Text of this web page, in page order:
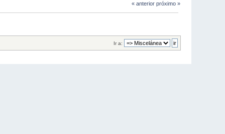
« anterior próximo »
Ir a: